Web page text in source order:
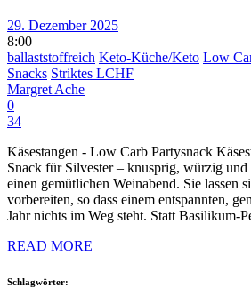
29. Dezember 2025
8:00
ballaststoffreich Keto-Küche/Keto Low
Snacks Striktes LCHF
Margret Ache
0
34
Käsestangen - Low Carb Partysnack
Snack für Silvester – knusprig, würzig
einen gemütlichen Weinabend. Sie lassen
vorbereiten, so dass einem entspannten,
Jahr nichts im Weg steht. Statt Basilikum-
READ MORE
Schlagwörter: